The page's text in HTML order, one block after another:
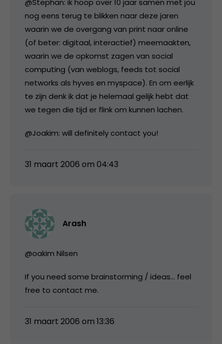
nog eens terug te blikken naar deze jaren
waarin we de overgang van print naar online
(of beter: digitaal, interactief) meemaakten,
waarin we de opkomst zagen van social
computing (van weblogs, feeds tot social
networks als hyves en myspace). En om eerlijk
te zijn denk ik dat je helemaal gelijk hebt dat
we tegen die tijd er flink om kunnen lachen.
@Joakim: will definitely contact you!
31 maart 2006 om 04:43
Arash
@oakim Nilsen
If you need some brainstorming / ideas… feel
free to contact me.
31 maart 2006 om 13:36